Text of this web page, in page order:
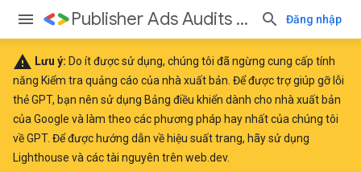
Publisher Ads Audits for Lighthouse Đăng nhập
warning Lưu ý: Do ít được sử dụng, chúng tôi đã ngừng cung cấp tính
năng Kiểm tra quảng cáo của nhà xuất bản. Để được trợ giúp gỡ lỗi
thẻ GPT, bạn nên sử dụng Bảng điều khiển dành cho nhà xuất bản
của Google và làm theo cácphương pháp hay nhấtcủa chúng tôi
về GPT. Để được hướng dẫn về hiệu suất trang, hãy sử dụng
Lighthouse và các tài nguyên trên web.dev.